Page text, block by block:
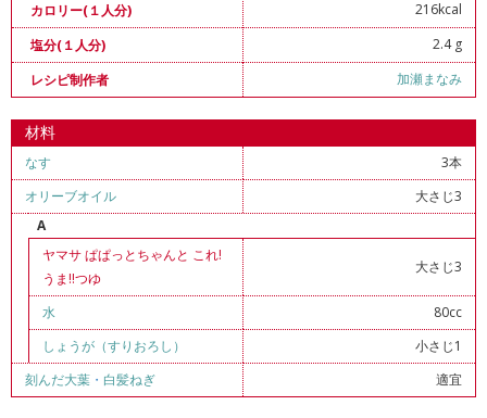
カロリー(１人分)
216kcal
塩分(１人分)
2.4 g
レシピ制作者
加瀬まなみ
材料
なす
3本
オリーブオイル
大さじ3
A
ヤマサ ぱぱっとちゃんと これ!
うま!!つゆ
大さじ3
水
80cc
しょうが（すりおろし）
小さじ1
刻んだ大葉 ・ 白髪ねぎ 適宜